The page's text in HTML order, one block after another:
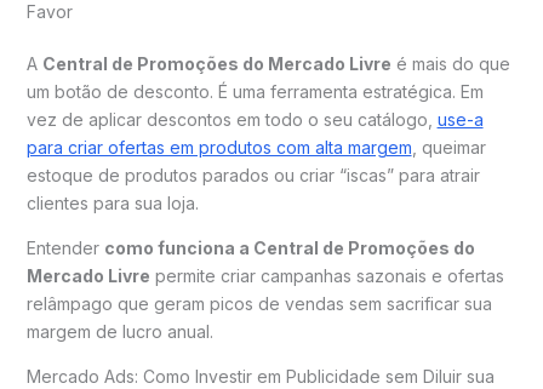
Favor
A Central de Promoções do Mercado Livre é mais do que
um botão de desconto. É uma ferramenta estratégica. Em
vez de aplicar descontos em todo o seu catálogo, use-a
para criar ofertas em produtos com alta margem , queimar
estoque de produtos parados ou criar “iscas” para atrair
clientes para sua loja.
Entender como funciona a Central de Promoções do
Mercado Livre permite criar campanhas sazonais e ofertas
relâmpago que geram picos de vendas sem sacrificar sua
margem de lucro anual.
Mercado Ads: Como Investir em Publicidade sem Diluir sua